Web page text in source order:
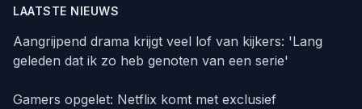
LAATSTE NIEUWS
Aangrijpend drama krijgt veel lof van kijkers: 'Lang
geleden dat ik zo heb genoten van een serie'
Gamers opgelet: Netflix komt met exclusief